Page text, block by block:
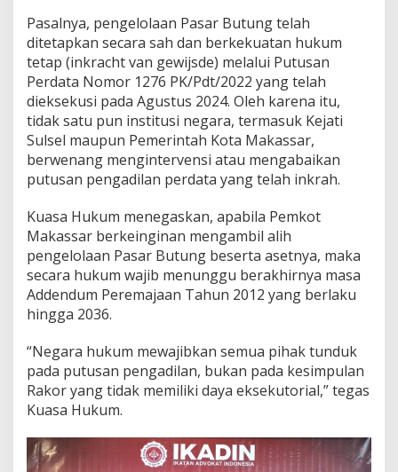
t
i
S
u
s
–
W
a
K
o
t
a
M
a
s
s
a
r
Pasalnya, pengelolaan Pasar Butung telah
ditetapkan secara sah dan berkekuatan hukum
tetap (inkracht van gewijsde) melalui Putusan
Perdata Nomor 1276 PK/Pdt/2022 yang telah
dieksekusi pada Agustus 2024. Oleh karena itu,
tidak satu pun institusi negara, termasuk Kejati
Sulsel maupun Pemerintah Kota Makassar,
berwenang mengintervensi atau mengabaikan
putusan pengadilan perdata yang telah inkrah.
Kuasa Hukum menegaskan, apabila Pemkot
Makassar berkeinginan mengambil alih
pengelolaan Pasar Butung beserta asetnya, maka
secara hukum wajib menunggu berakhirnya masa
Addendum Peremajaan Tahun 2012 yang berlaku
hingga 2036.
“Negara hukum mewajibkan semua pihak tunduk
pada putusan pengadilan, bukan pada kesimpulan
Rakor yang tidak memiliki daya eksekutorial,” tegas
Kuasa Hukum.